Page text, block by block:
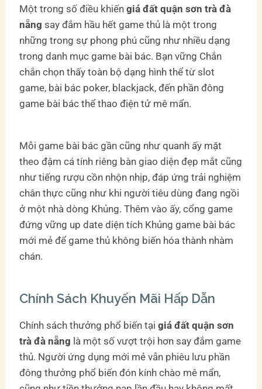
Một trong số điều khiếngiá đất quận sơn trà đà
nẵng say đắm hầu hết game thủ là một trong
những trong sự phong phú cũng như nhiều dạng
trong danh mục game bài bác. Bạn vững Chắn
chắn chọn thấy toàn bộ dạng hình thể từ slot
game, bài bác poker, blackjack, đến phần đông
game bài bác thể thao điện tử mê mẩn.
Mỗi game bài bác gần cũng như quanh ấy mặt
theo đậm cá tính riêng bàn giao diện đẹp mắt cũng
như tiếng rượu cồn nhộn nhịp, đáp ứng trải nghiệm
chân thực cũng như khi người tiêu dùng đang ngồi
ở một nhà dòng Khủng. Thêm vào ấy, cổng game
đứng vững up date diện tích Khủng game bài bác
mới mẻ để game thủ không biến hóa thành nhàm
chán.
Chính Sách Khuyến Mãi Hấp Dẫn
Chính sách thưởng phổ biến tạigiá đất quận sơn
trà đà nẵng là một số vượt trội hơn say đắm game
thủ. Người ứng dụng mới mẻ vẫn phiêu lưu phần
đông thưởng phổ biến đón kính chào mê mẩn,